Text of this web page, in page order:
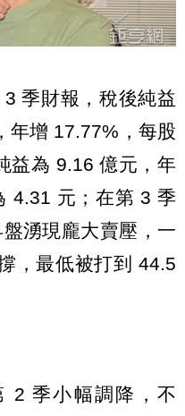
季財報，稅後純益
年增 17.77%，每股
益為 9.16 億元，年
4.31 元；在第 3 季
湧現龐大賣壓，一
，最低被打到 44.5
2 季小幅調降，不